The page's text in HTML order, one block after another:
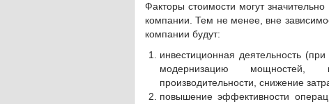
Факторы стоимости могут
компании. Тем не менее, вне
компании будут:
инвестиционная деятельность
модернизацию мощностей,
производительности, снижение
повышение эффективности